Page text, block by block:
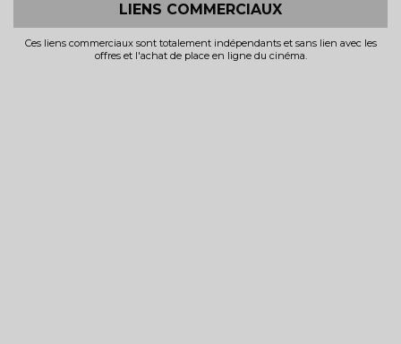
LIENS COMMERCIAUX
Ces liens commerciaux sont totalement indépendants et sans lien avec les
offres et l'achat de place en ligne du cinéma.